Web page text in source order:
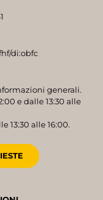
di:obfc
generali.
e dalle 13:30 alle
13:30 alle 16:00.